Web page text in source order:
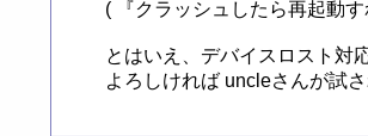
( 『クラッシュしたら再起動
とはいえ、デバイスロスト対
よろしければ uncleさんが試